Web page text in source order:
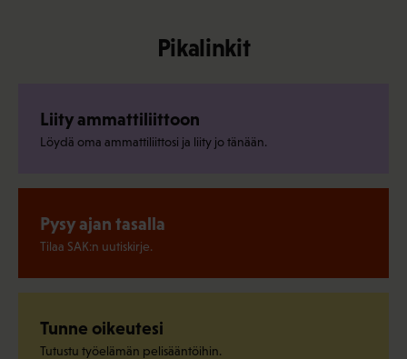
Pikalinkit
Liity ammattiliittoon
Löydä oma ammattiliittosi ja liity jo tänään.
Pysy ajan tasalla
Tilaa SAK:n uutiskirje.
Tunne oikeutesi
Tutustu työelämän pelisääntöihin.